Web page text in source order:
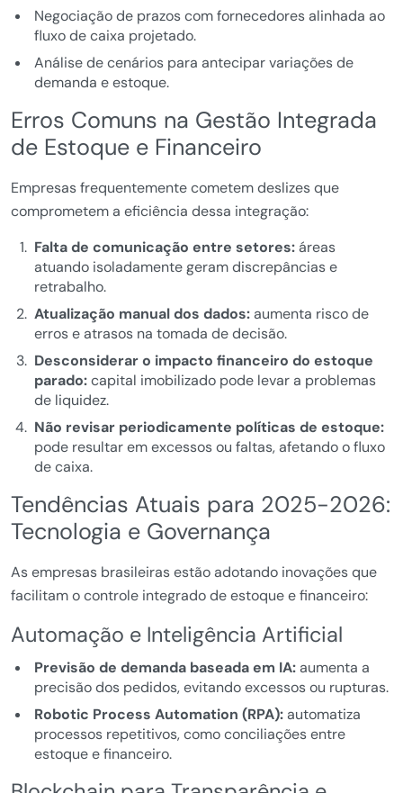
Negociação de prazos com fornecedores alinhada ao
fluxo de caixa projetado.
Análise de cenários para antecipar variações de
demanda e estoque.
Erros Comuns na Gestão Integrada
de Estoque e Financeiro
Empresas frequentemente cometem deslizes que
comprometem a eficiência dessa integração:
Falta de comunicação entre setores:áreas
atuando isoladamente geram discrepâncias e
retrabalho.
Atualização manual dos dados:aumenta risco de
erros e atrasos na tomada de decisão.
Desconsiderar o impacto financeiro do estoque
parado:capital imobilizado pode levar a problemas
de liquidez.
Não revisar periodicamente políticas de estoque:
pode resultar em excessos ou faltas, afetando o fluxo
de caixa.
Tendências Atuais para 2025-2026:
Tecnologia e Governança
As empresas brasileiras estão adotando inovações que
facilitam o controle integrado de estoque e financeiro:
Automação e Inteligência Artificial
Previsão de demanda baseada em IA:aumenta a
precisão dos pedidos, evitando excessos ou rupturas.
Robotic Process Automation (RPA):automatiza
processos repetitivos, como conciliações entre
estoque e financeiro.